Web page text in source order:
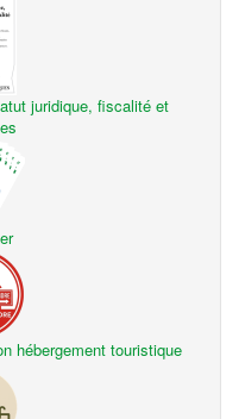
juridique, fiscalité et
hébergement touristique